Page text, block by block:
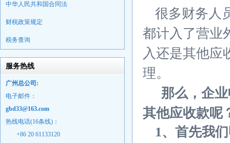
中华人民共和国合同法
财税政策规定
税务查询
服务热线
广州总公司:
电子邮件：
gbd33@163.com
热线电话(16条线)：
+86 20 61133120
很多财务人
都计入了营业
入还是其他应
理。
那么，企
其他应收款呢
1、首先我